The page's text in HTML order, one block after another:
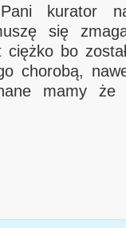
kurator
się
ciężko bo
chorobą,
mamy